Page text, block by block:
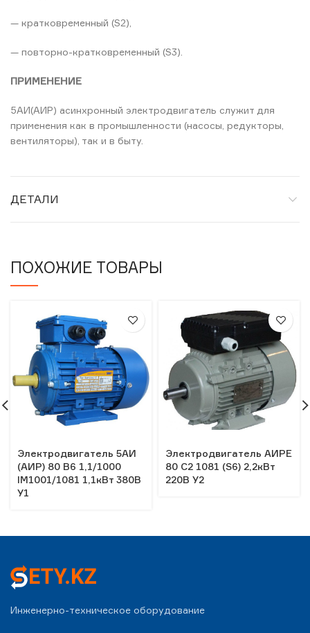
— кратковременный (S2),
— повторно-кратковременный (S3).
ПРИМЕНЕНИЕ
5АИ(АИР) асинхронный электродвигатель служит для
применения как в промышленности (насосы, редукторы,
вентиляторы), так и в быту.
ДЕТАЛИ
ПОХОЖИЕ ТОВАРЫ
Электродвигатель 5АИ
(АИР) 80 В6 1,1/1000
IM1001/1081 1,1кВт 380В
У1
Электродвигатель АИРЕ
80 С2 1081 (S6) 2,2кВт
220В У2
Инженерно-техническое оборудование